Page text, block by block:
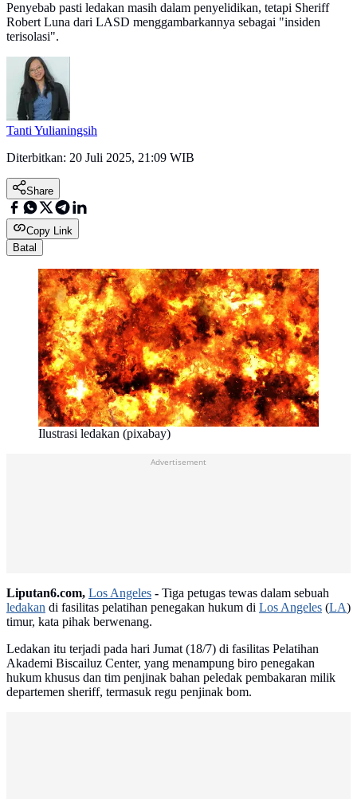
Penyebab pasti ledakan masih dalam penyelidikan, tetapi Sheriff
Robert Luna dari LASD menggambarkannya sebagai "insiden
terisolasi".
Tanti Yulianingsih
Diterbitkan: 20 Juli 2025, 21:09 WIB
Share
Copy Link
Batal
Ilustrasi ledakan (pixabay)
Advertisement
Liputan6.com, Los Angeles - Tiga petugas tewas dalam sebuah
ledakan di fasilitas pelatihan penegakan hukum di Los Angeles (LA)
timur, kata pihak berwenang.
Ledakan itu terjadi pada hari Jumat (18/7) di fasilitas Pelatihan
Akademi Biscailuz Center, yang menampung biro penegakan
hukum khusus dan tim penjinak bahan peledak pembakaran milik
departemen sheriff, termasuk regu penjinak bom.